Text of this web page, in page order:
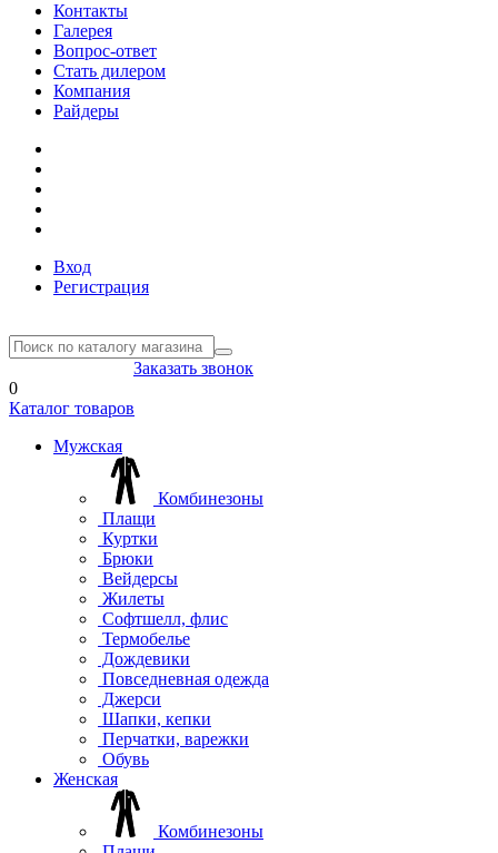
Контакты
Галерея
Вопрос-ответ
Стать дилером
Компания
Райдеры
Вход
Регистрация
Заказать звонок
0
Каталог товаров
Мужская
Комбинезоны
Плащи
Куртки
Брюки
Вейдерсы
Жилеты
Софтшелл, флис
Термобелье
Дождевики
Повседневная одежда
Джерси
Шапки, кепки
Перчатки, варежки
Обувь
Женская
Комбинезоны